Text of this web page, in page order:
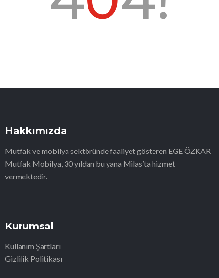
Hakkımızda
Mutfak ve mobilya sektöründe faaliyet gösteren EGE ÖZKAR
Mutfak Mobilya, 30 yıldan bu yana Milas’ta hizmet
vermektedir.
Kurumsal
Kullanım Şartları
Gizlilik Politikası